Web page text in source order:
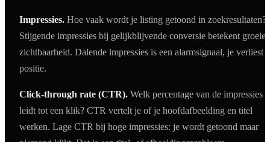
Impressies. Hoe vaak wordt je listing getoond in zoekresultaten?
Stijgende impressies bij gelijkblijvende conversie betekent
zichtbaarheid. Dalende impressies is een alarmsignaal, je verliest
positie.
Click-through rate (CTR). Welk percentage van de impressies
leidt tot een klik? CTR vertelt je of je hoofdafbeelding en titel
werken. Lage CTR bij hoge impressies: je wordt getoond maar